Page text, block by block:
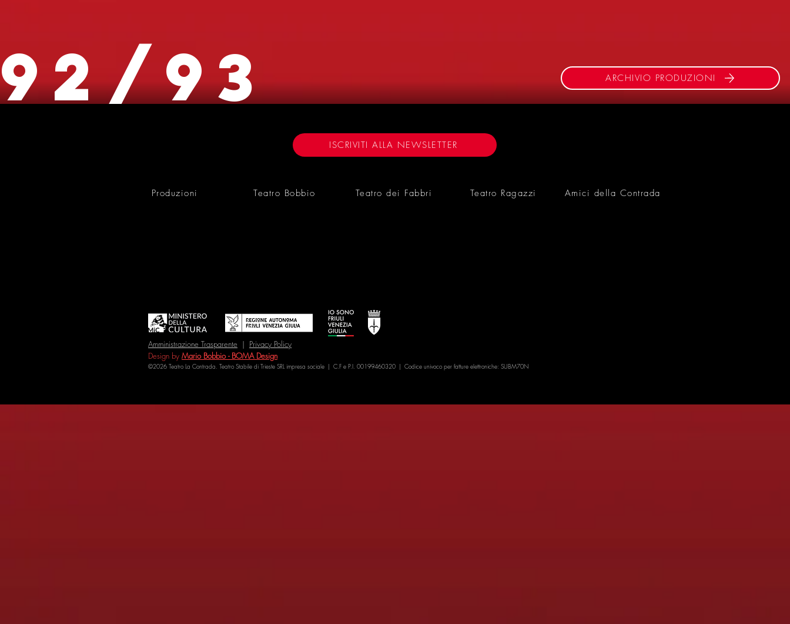
92/93 ARCHIVIO PRODUZIONI
ISCRIVITI ALLA NEWSLETTER
Produzioni Teatro Bobbio Teatro dei Fabbri Teatro Ragazzi Amici della Contrada
Amministrazione Trasparente | Privacy Policy
Design by Mario Bobbio - BOMA Design
©2026 Teatro La Contrada. Teatro Stabile di Trieste SRL impresa sociale | C.F e P.I. 00199460320 | Codice univoco per fatture elettroniche: SUBM70N